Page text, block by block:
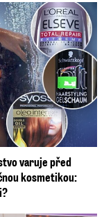
varuje před
kosmetikou: